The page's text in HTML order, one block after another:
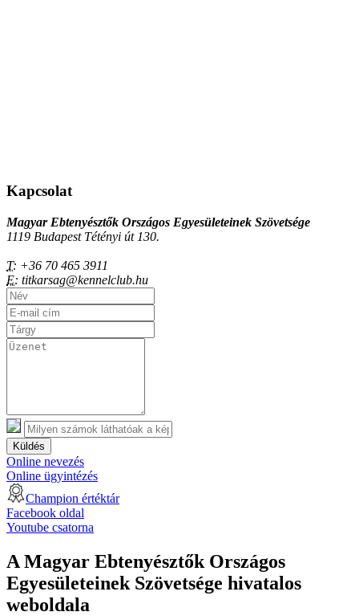
Kapcsolat
Magyar Ebtenyésztők Országos Egyesületeinek Szövetsége
1119 Budapest Tétényi út 130.
T: +36 70 465 3911
E: titkarsag@kennelclub.hu
Küldés
Online nevezés
Online ügyintézés
Champion értéktár
Facebook oldal
Youtube csatorna
A Magyar Ebtenyésztők Országos
Egyesületeinek Szövetsége hivatalos
weboldala